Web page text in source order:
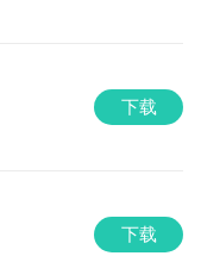
下载
下载